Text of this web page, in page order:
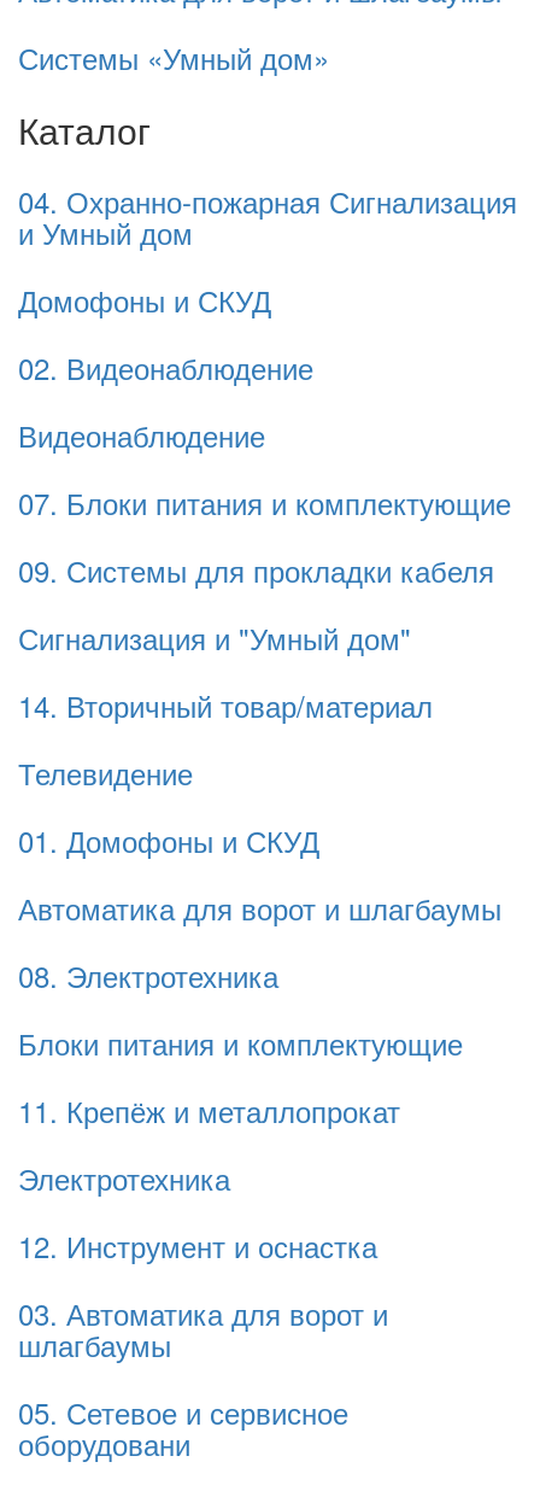
Системы «Умный дом»
Каталог
04. Охранно-пожарная Сигнализация
и Умный дом
Домофоны и СКУД
02. Видеонаблюдение
Видеонаблюдение
07. Блоки питания и комплектующие
09. Системы для прокладки кабеля
Сигнализация и "Умный дом"
14. Вторичный товар/материал
Телевидение
01. Домофоны и СКУД
Автоматика для ворот и шлагбаумы
08. Электротехника
Блоки питания и комплектующие
11. Крепёж и металлопрокат
Электротехника
12. Инструмент и оснастка
03. Автоматика для ворот и
шлагбаумы
05. Сетевое и сервисное
оборудовани